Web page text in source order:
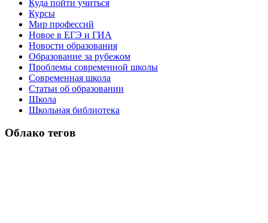
Куда пойти учиться
Курсы
Мир профессий
Новое в ЕГЭ и ГИА
Новости образования
Образование за рубежом
Проблемы современной школы
Современная школа
Статьи об образовании
Школа
Школьная библиотека
Облако тегов